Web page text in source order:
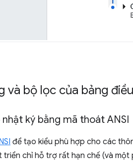
và bộ lọc của bảng
ký bằng mã thoát ANSI
để tạo kiểu phù hợp cho các
triển chỉ hỗ trợ rất hạn chế (và